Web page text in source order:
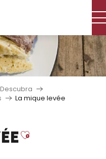
Descubra
La mique levée
Ajouter